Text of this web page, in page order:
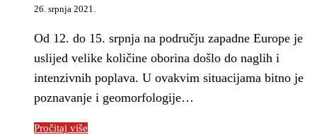
26. srpnja 2021.
Od 12. do 15. srpnja na području zapadne Europe je
uslijed velike količine oborina došlo do naglih i
intenzivnih poplava. U ovakvim situacijama bitno je
poznavanje i geomorfologije…
Pročitaj više